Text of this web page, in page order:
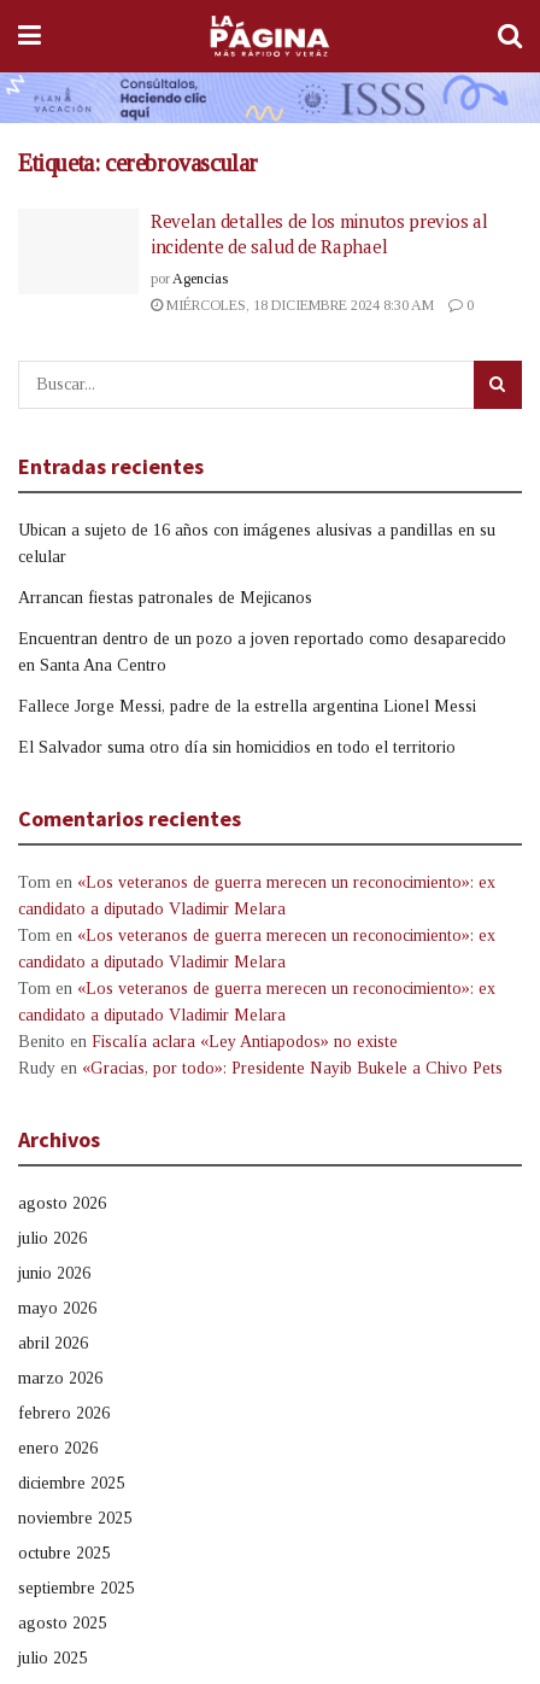
Etiqueta: cerebrovascular
Revelan detalles de los minutos previos al
incidente de salud de Raphael
por Agencias
MIÉRCOLES, 18 DICIEMBRE 2024 8:30 AM
0
Entradas recientes
Ubican a sujeto de 16 años con imágenes alusivas a pandillas en su
celular
Arrancan fiestas patronales de Mejicanos
Encuentran dentro de un pozo a joven reportado como desaparecido
en Santa Ana Centro
Fallece Jorge Messi, padre de la estrella argentina Lionel Messi
El Salvador suma otro día sin homicidios en todo el territorio
Comentarios recientes
Tom en «Los veteranos de guerra merecen un reconocimiento»: ex
candidato a diputado Vladimir Melara
Tom en «Los veteranos de guerra merecen un reconocimiento»: ex
candidato a diputado Vladimir Melara
Tom en «Los veteranos de guerra merecen un reconocimiento»: ex
candidato a diputado Vladimir Melara
Benito en Fiscalía aclara «Ley Antiapodos» no existe
Rudy en «Gracias, por todo»: Presidente Nayib Bukele a Chivo Pets
Archivos
agosto 2026
julio 2026
junio 2026
mayo 2026
abril 2026
marzo 2026
febrero 2026
enero 2026
diciembre 2025
noviembre 2025
octubre 2025
septiembre 2025
agosto 2025
julio 2025